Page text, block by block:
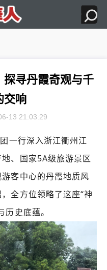
寻丹霞奇观与千
交响
13 21:03:29
一行深入浙江衢州江
、国家5A级旅游景区
客中心的丹霞地质风
全方位领略了这座“神
史底蕴。